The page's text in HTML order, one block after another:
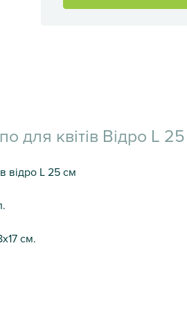
для квітів Відро L
відро L 25 см
см.